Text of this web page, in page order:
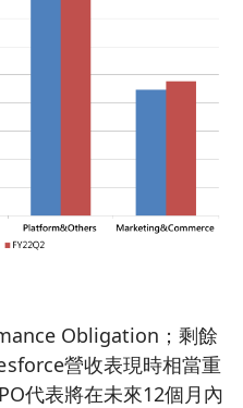
Obligation；剩餘
營收表現時相當重
代表將在未來12個月內